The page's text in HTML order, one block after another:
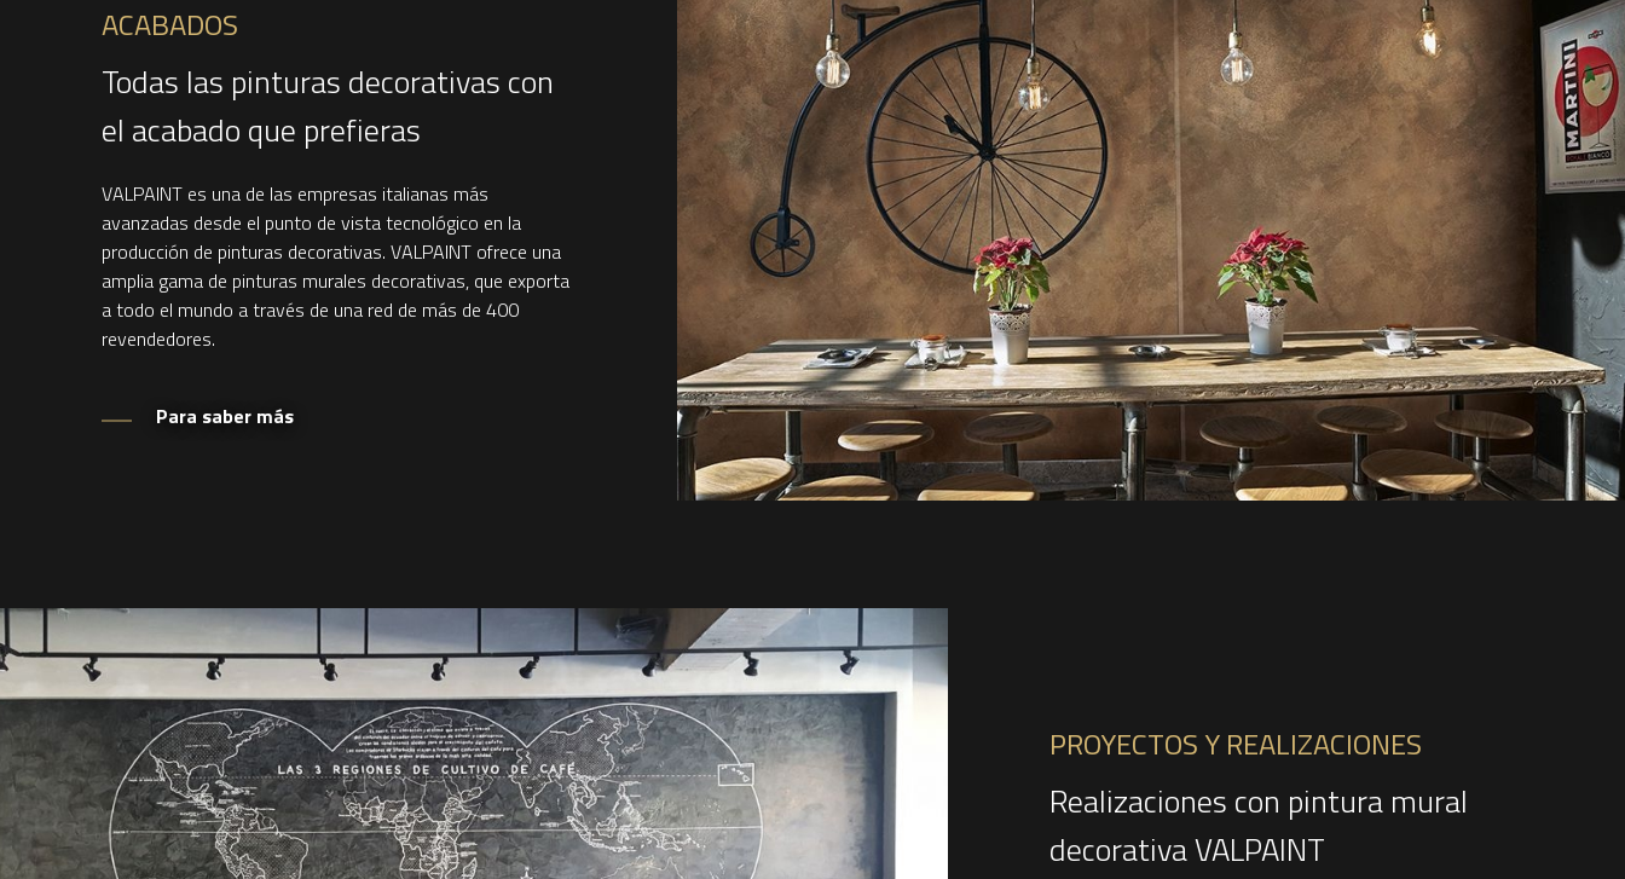
ACABADOS
Todas las pinturas decorativas con
el acabado que prefieras
VALPAINT es una de las empresas italianas más
avanzadas desde el punto de vista tecnológico en la
producción de pinturas decorativas. VALPAINT ofrece una
amplia gama de pinturas murales decorativas, que exporta
a todo el mundo a través de una red de más de 400
revendedores.
Para saber más
PROYECTOS Y REALIZACIONES
Realizaciones con pintura mural
decorativa VALPAINT